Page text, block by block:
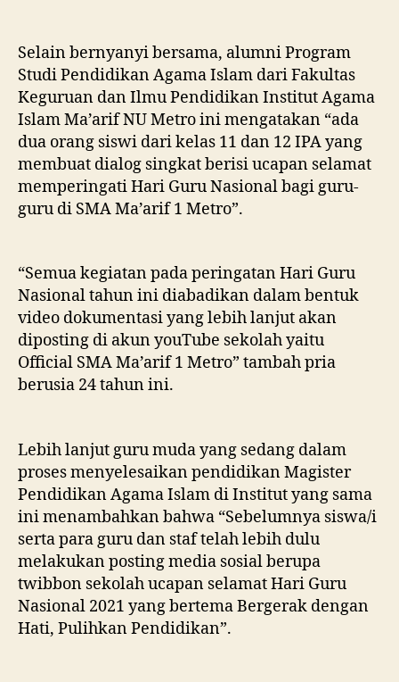
Selain bernyanyi bersama, alumni Program
Studi Pendidikan Agama Islam dari Fakultas
Keguruan dan Ilmu Pendidikan Institut Agama
Islam Ma’arif NU Metro ini mengatakan “ada
dua orang siswi dari kelas 11 dan 12 IPA yang
membuat dialog singkat berisi ucapan selamat
memperingati Hari Guru Nasional bagi guru-
guru di SMA Ma’arif 1 Metro”.
“Semua kegiatan pada peringatan Hari Guru
Nasional tahun ini diabadikan dalam bentuk
video dokumentasi yang lebih lanjut akan
diposting di akun youTube sekolah yaitu
Official SMA Ma’arif 1 Metro” tambah pria
berusia 24 tahun ini.
Lebih lanjut guru muda yang sedang dalam
proses menyelesaikan pendidikan Magister
Pendidikan Agama Islam di Institut yang sama
ini menambahkan bahwa “Sebelumnya siswa/i
serta para guru dan staf telah lebih dulu
melakukan posting media sosial berupa
twibbon sekolah ucapan selamat Hari Guru
Nasional 2021 yang bertema Bergerak dengan
Hati, Pulihkan Pendidikan”.